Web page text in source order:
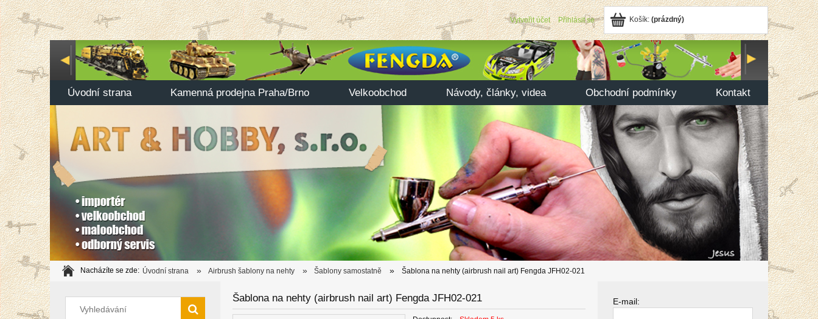
Košík: (prázdný)
Vytvořit účet Přihlásit se
Úvodní strana Kamenná prodejna Praha/Brno Velkoobchod Návody, články, videa Obchodní podmínky Kontakt
Nacházíte se zde: Úvodní strana » Airbrush šablony na nehty » Šablony samostatně » Šablona na nehty (airbrush nail art) Fengda JFH02-021
Šablona na nehty (airbrush nail art) Fengda JFH02-021 E-mail: